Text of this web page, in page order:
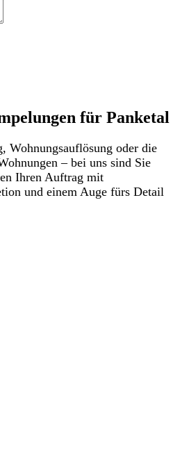
für Panketal
Wohnungsauflösung oder die
– bei uns sind Sie
Ihren Auftrag mit
und einem Auge fürs Detail